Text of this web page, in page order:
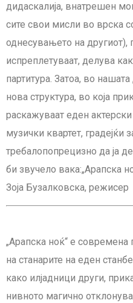
дидаскалија, внатрешен
сите свои мисли во врска
однесувањето на другиот),
испреплетуваат, делува
партитура. Затоа, во
нова структура, во која
раскажуваат еден
музички квартет, градејќи
требалопопрецизно да ја
би звучело вака:„Арапска
Зоја Бузалковска, режисер
„Арапска ноќ“ е
на станарите на еден
како илјадници други,
нивното магично